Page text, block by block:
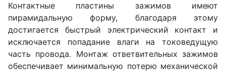
Контактные пластины зажимов имеют
пирамидальную форму, благодаря этому
достигается быстрый электрический контакт и
исключается попадание влаги на токоведущую
часть провода. Монтаж ответвительных зажимов
обеспечивает минимальную потерю механической